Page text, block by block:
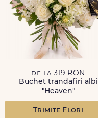
de la 319 RON
Buchet trandafiri albi
"Heaven"
Trimite Flori